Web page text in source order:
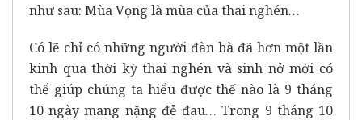
như sau: Mùa Vọng là mùa của thai nghén…
Có lẽ chỉ có những người đàn bà đã hơn một lần
kinh qua thời kỳ thai nghén và sinh nở mới có
thể giúp chúng ta hiểu được thế nào là 9 tháng
10 ngày mang nặng đẻ đau… Trong 9 tháng 10